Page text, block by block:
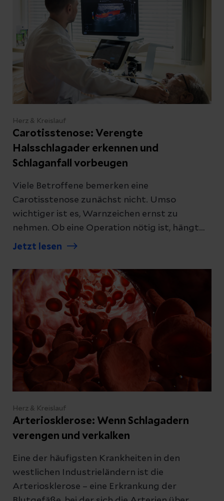
Herz & Kreislauf
Carotisstenose: Verengte
Halsschlagader erkennen und
Schlaganfall vorbeugen
Viele Betroffene bemerken eine
Carotisstenose zunächst nicht. Umso
wichtiger ist es, Warnzeichen ernst zu
nehmen. Ob eine Operation nötig ist, hängt
vor allem davon ab, ob Beschwerden
und welche weiteren Risikofaktoren
vorliegen.
Jetzt lesen
Herz & Kreislauf
Arteriosklerose: Wenn Schlagadern
verengen und verkalken
Eine der häufigsten Krankheiten in den
westlichen Industrieländern ist die
Arteriosklerose – eine Erkrankung der